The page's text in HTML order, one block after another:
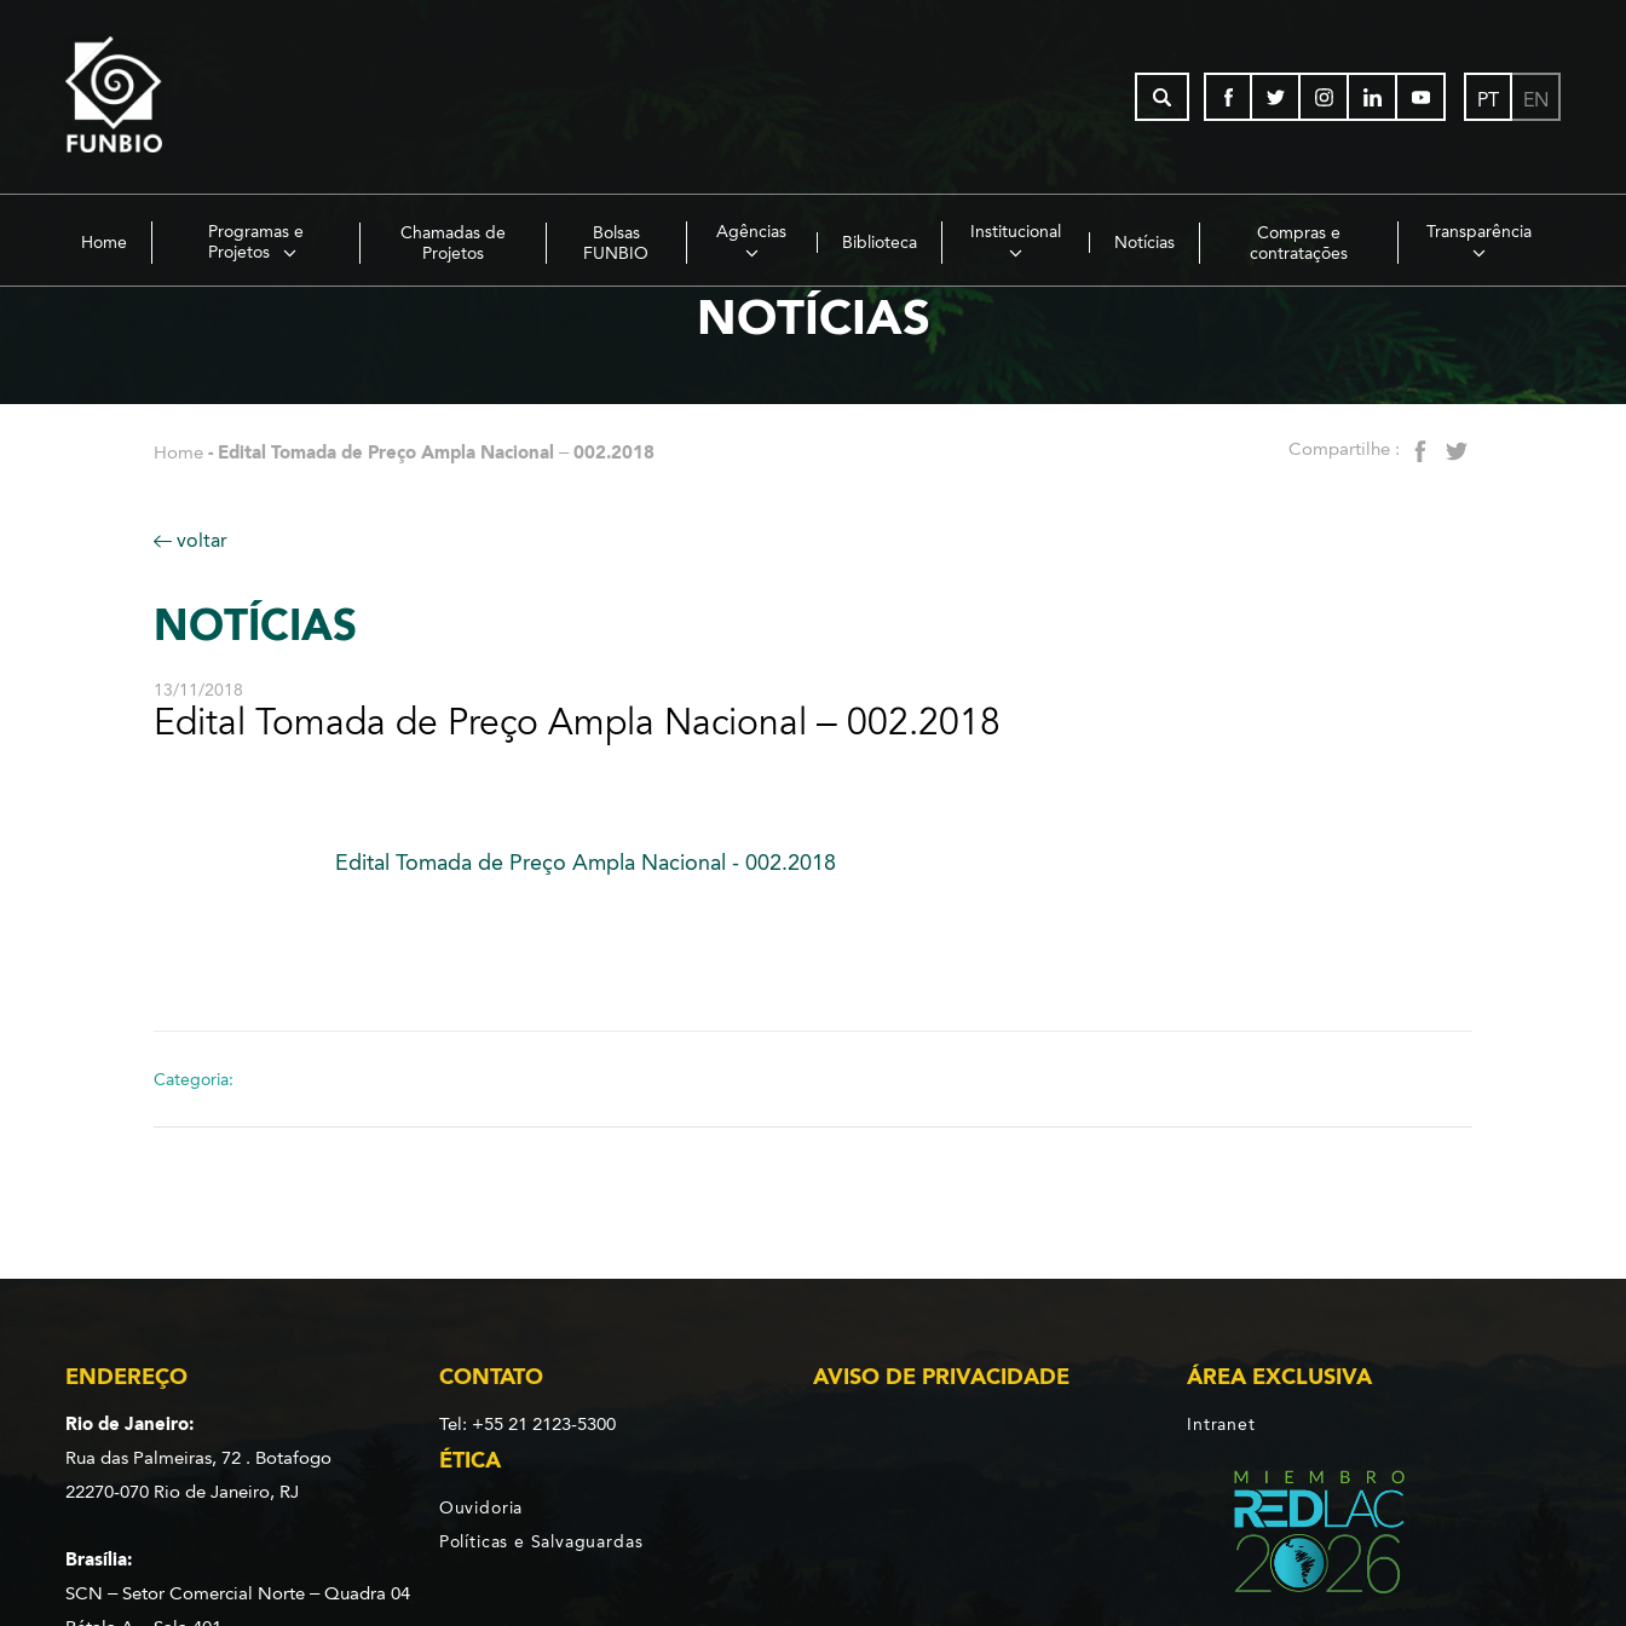
PT EN
Home
Programas e
Projetos
Chamadas de
Projetos
Bolsas
FUNBIO
Agências
Biblioteca
Institucional
Notícias
Compras e
contratações
Transparência
NOTÍCIAS
Home - Edital Tomada de Preço Ampla Nacional – 002.2018 Compartilhe :
voltar
NOTÍCIAS
13/11/2018
Edital Tomada de Preço Ampla Nacional – 002.2018
Edital Tomada de Preço Ampla Nacional - 002.2018
Categoria:
ENDEREÇO
Rio de Janeiro:
Rua das Palmeiras, 72 . Botafogo
22270-070 Rio de Janeiro, RJ
Brasília:
SCN – Setor Comercial Norte – Quadra 04
CONTATO
Tel: +55 21 2123-5300
AVISO DE PRIVACIDADE ÁREA EXCLUSIVA
Intranet
ÉTICA
Ouvidoria
Políticas e Salvaguardas